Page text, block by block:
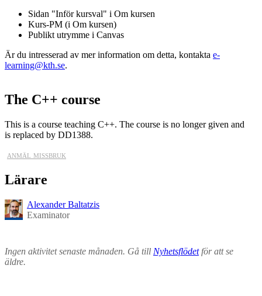
Sidan "Inför kursval" i Om kursen
Kurs-PM (i Om kursen)
Publikt utrymme i Canvas
Är du intresserad av mer information om detta, kontakta e-
learning@kth.se.
The C++ course
This is a course teaching C++. The course is no longer given and
is replaced by DD1388.
anmäl missbruk
Lärare
Alexander Baltatzis
Examinator
Ingen aktivitet senaste månaden. Gå till Nyhetsflödetför att se
äldre.